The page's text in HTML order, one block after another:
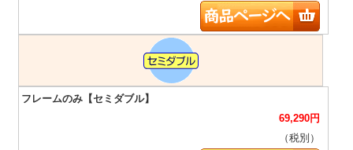
69,290円
（税別）